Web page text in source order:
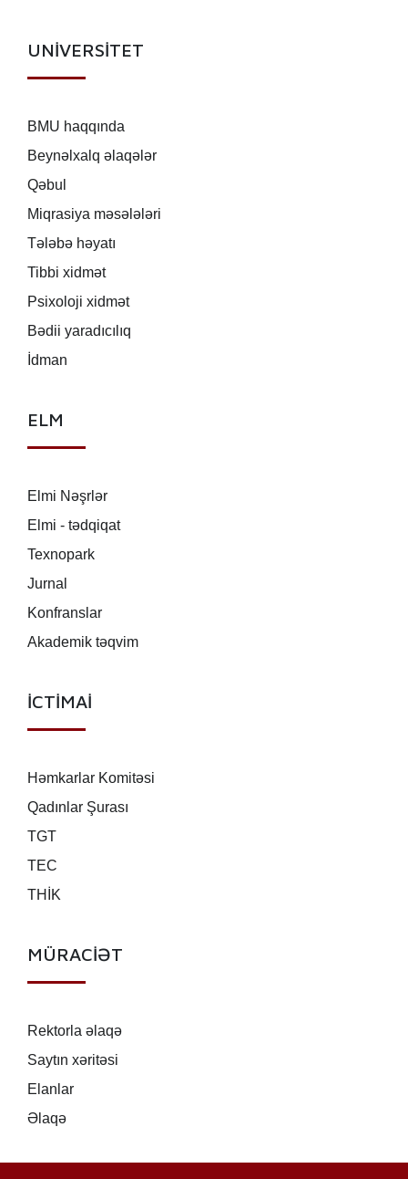
UNİVERSİTET
BMU haqqında
Beynəlxalq əlaqələr
Qəbul
Miqrasiya məsələləri
Tələbə həyatı
Tibbi xidmət
Psixoloji xidmət
Bədii yaradıcılıq
İdman
ELM
Elmi Nəşrlər
Elmi - tədqiqat
Texnopark
Jurnal
Konfranslar
Akademik təqvim
İCTİMAİ
Həmkarlar Komitəsi
Qadınlar Şurası
TGT
TEC
THİK
MÜRACİƏT
Rektorla əlaqə
Saytın xəritəsi
Elanlar
Əlaqə